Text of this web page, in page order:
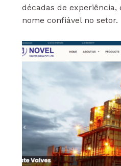
décadas de
nome confiável no setor.